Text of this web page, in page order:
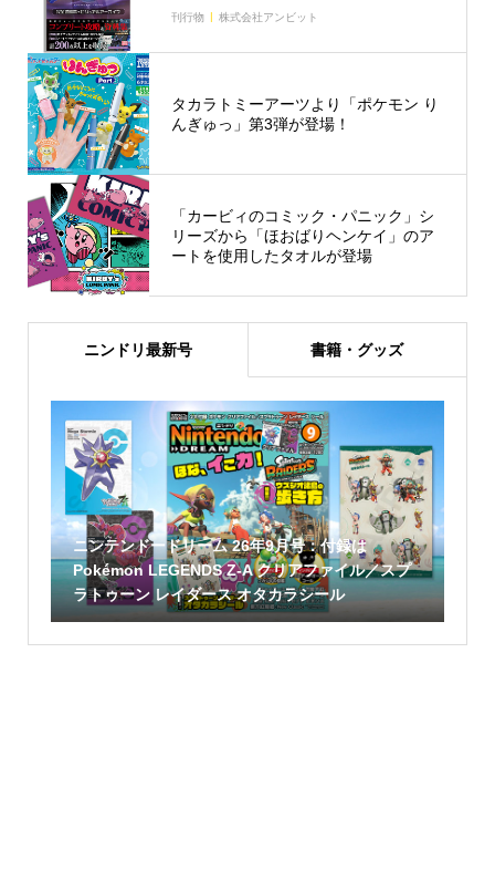
刊行物 株式会社アンビット
タカラトミーアーツより「ポケモン り
んぎゅっ」第3弾が登場！
「カービィのコミック・パニック」シ
リーズから「ほおばりヘンケイ」のア
ートを使用したタオルが登場
ニンドリ最新号 書籍・グッズ
ニンテンドードリーム 26年9月号：付録は
Pokémon LEGENDS Z-A クリアファイル／スプ
ラトゥーン レイダース オタカラシール